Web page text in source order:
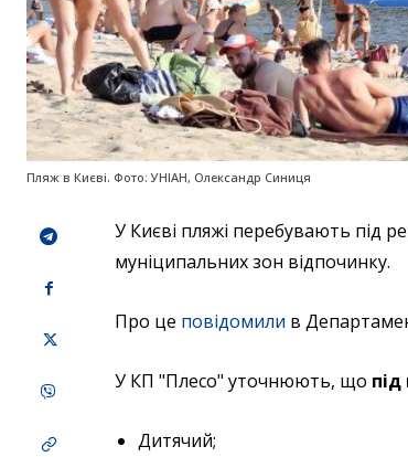
Пляж в Києві. Фото: УНІАН, Олександр Синиця
У Києві пляжі перебувають під
муніципальних зон відпочинку.
Про це повідомили в
У КП "Плесо" уточнюють, що
Дитячий;